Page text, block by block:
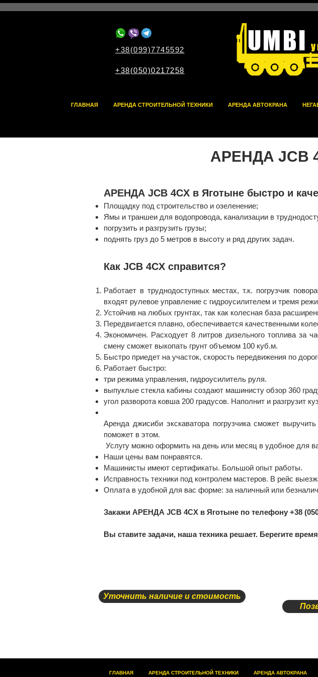
+38(099)7745592 UMBI
+38(050)0217258
ГЛАВНАЯ АРЕНДА СТРОИТЕЛЬНОЙ ТЕХНИКИ АРЕНДА АВТОКРАНА
АРЕНДА JCB
АРЕНДА JCB 4CX в Яготыне быстро и
Площадку под строительство и озеленение;
Ямы и траншеи для водопровода, канализации в
погрузить и разгрузить грузы;
поднять груз до 5 метров в высоту и ряд других задач.
Как JCB 4CX справится?
Работает в труднодоступных местах, т.к. погрузчик
входят рулевое управление с гидроусилителем и тремя
Устойчив на любых грунтах, так как колесная база
Передвигается плавно, обеспечивается качественными
Экономичен. Расходует 8 литров дизельного топлива за
смену сможет выкопать грунт объемом 100 куб.м.
Быстро приедет на участок, скорость передвижения по
Работает быстро:
три режима управления, гидроусилитель руля.
выпуклые стекла кабины создают машинисту обзор 360
угол разворота ковша 200 градусов. Наполнит и разгрузит
Аренда джисиби экскаватора погрузчика сможет
поможет в этом.
Услугу можно оформить на день или месяц в удобное для
Наши цены вам понравятся.
Машинисты имеют сертификаты. Большой опыт работы.
Исправность техники под контролем мастеров. В рейс
Оплата в удобной для вас форме: за наличный или
Закажи АРЕНДА JCB 4CX в Яготыне по телефону +38
Вы ставите задачи, наша техника решает. Берегите
Уточнить наличие и стоимость
ГЛАВНАЯ АРЕНДА СТРОИТЕЛЬНОЙ ТЕХНИКИ АРЕНДА АВТОКРАНА